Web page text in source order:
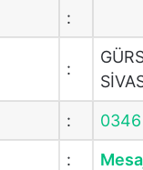
:
:
: 0346
: